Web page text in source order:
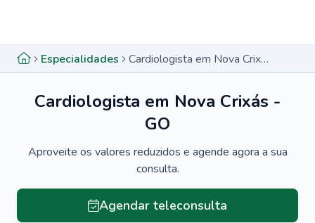
Especialidades Cardiologista em Nova Crixás - GO
Cardiologista em Nova Crixás -
GO
Aproveite os valores reduzidos e agende agora a sua
consulta.
Agendar teleconsulta